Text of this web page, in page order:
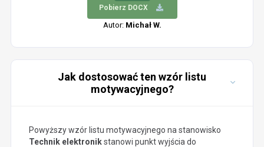
Pobierz DOCX
Autor: Michał W.
Jak dostosować ten wzór listu
motywacyjnego?
Powyższy wzór listu motywacyjnego na stanowisko
Technik elektronikstanowi punkt wyjścia do